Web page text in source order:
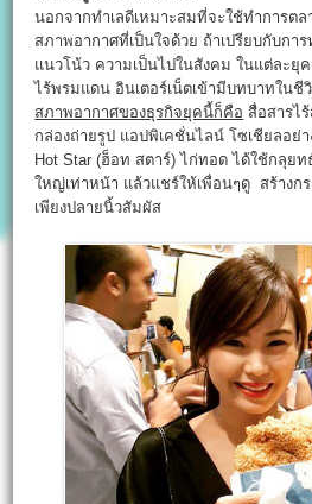
นอกจากทำเลดีเหมาะสมที่จะใช้ทำการต
สภาพอากาศที่เป็นใจด้วย ถ้าเปรียบกับก
แนวโน้ว ความเป็นไปในสังคม ในแต่ละยุ
ไร้พรมแดน อินเตอร์เน็ตเข้ามีบทบาทใน
สภาพอากาศของธุรกิจยุคนี้ก็คือ สื่อสารไ
กล่องถ่ายรูป แอปพิเคชั่นไลน์ โซเชียลอย่า
Hot Star (ฮ็อท สตาร์) ไก่ทอด ได้ใช้กลุย
ใหญ่เท่าหน้า แล้วแชร์ให้เพื่อนๆดู สร้างก
เพียงปลายนิ้วสัมผัส